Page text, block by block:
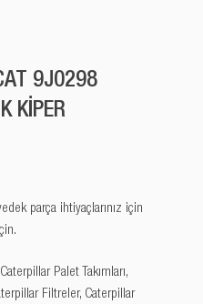
9J0298
KİPER
parça ihtiyaçlarınız için
Palet Takımları,
Filtreler, Caterpillar